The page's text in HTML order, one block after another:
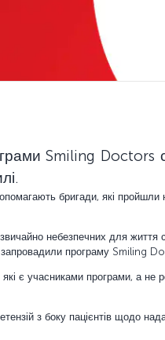
Smiling Doctors
бригади, які пройшли
небезпечних для життя
запровадили програму Smiling
є учасниками програми, а не
з боку пацієнтів щодо